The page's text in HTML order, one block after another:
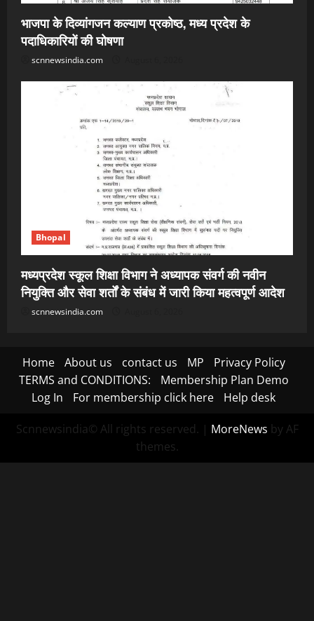
भाजपा के दिव्यांगजन कल्याण प्रकोष्ठ, मध्य प्रदेश के
पदाधिकारियों की घोषणा
scnnewsindia.com
Bhopal
मध्यप्रदेश स्कूल शिक्षा विभाग ने अध्यापक संवर्ग की नवीन
नियुक्ति और सेवा शर्तों के संबंध में जारी किया महत्वपूर्ण आदेश
scnnewsindia.com
Home About us contact us MP
Privacy Policy
TERMS and CONDITIONS:
Membership Plan Demo
Log In
For membership click here Help desk
Scnnewsindia© All rights reserved. | MoreNews by AF
themes.